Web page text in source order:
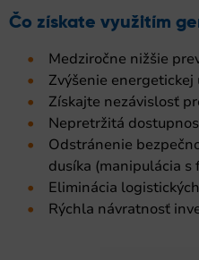
Čo získate využitím
Medziročne nižšie
Zvýšenie
Získajte nezávislosť
Nepretržitá
Odstránenie
dusíka (manipulácia s
Eliminácia
Rýchla návratnosť